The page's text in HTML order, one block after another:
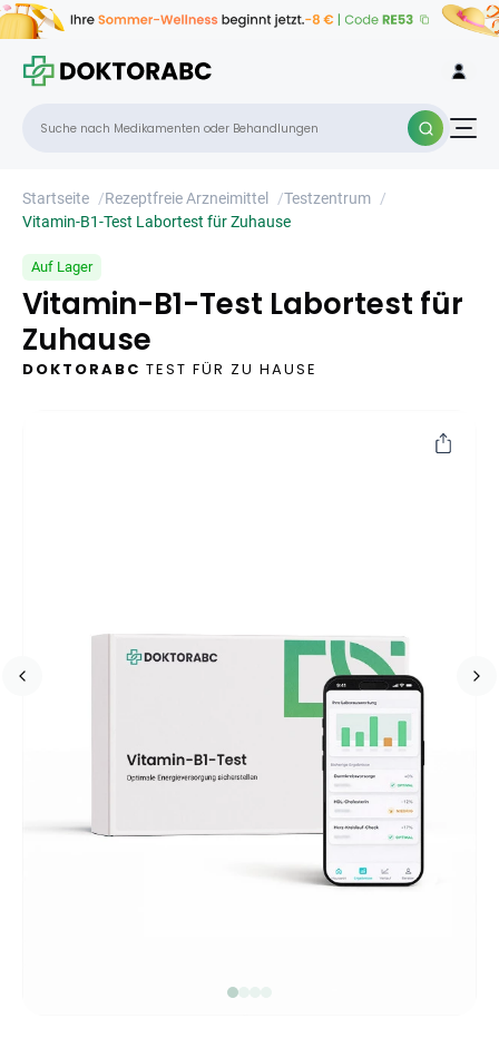
Startseite /Rezeptfreie Arzneimittel /Testzentrum /
Vitamin-B1-Test Labortest für Zuhause
Auf Lager
Vitamin-B1-Test Labortest für
Zuhause
DOKTORABC TEST FÜR ZU HAUSE
×